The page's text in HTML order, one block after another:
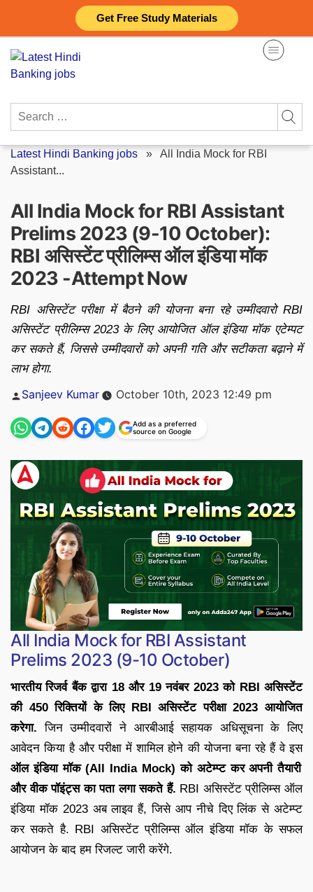
Get Free Study Materials
content
Search
Latest Hindi Banking jobs » All India Mock for RBI
Assistant...
All India Mock for RBI Assistant
Prelims 2023 (9-10 October):
RBI असिस्टेंट प्रीलिम्स ऑल इंडिया मॉक
2023 -Attempt Now
RBI असिस्टेंट परीक्षा में बैठने की योजना बना रहे उम्मीदवारो RBI
असिस्टेंट प्रीलिम्स 2023 के लिए आयोजित ऑल इंडिया मॉक एटेम्पट
कर सकते हैं, जिससे उम्मीदवारों को अपनी गति और सटीकता बढ़ाने में
लाभ होगा.
Posted
Sanjeev Kumar October 10th, 2023 12:49 pm
Add as a preferred
source on Google
All India Mock for RBI Assistant
Prelims 2023 (9-10 October)
भारतीय रिजर्व बैंक द्वारा 18 और 19 नवंबर 2023 को RBI असिस्टेंट
की 450 रिक्तियों के लिए RBI असिस्टेंट परीक्षा 2023 आयोजित
करेगा. जिन उम्मीदवारों ने आरबीआई सहायक अधिसूचना के लिए
आवेदन किया है और परीक्षा में शामिल होने की योजना बना रहे हैं वे इस
ऑल इंडिया मॉक (All India Mock) को अटेम्प्ट कर अपनी तैयारी
और वीक पॉइंट्स का पता लगा सकते हैं. RBI असिस्टेंट प्रीलिम्स ऑल
इंडिया मॉक 2023 अब लाइव हैं, जिसे आप नीचे दिए लिंक से अटेम्प्ट
कर सकते है. RBI असिस्टेंट प्रीलिम्स ऑल इंडिया मॉक के सफल
आयोजन के बाद हम रिजल्ट जारी करेंगे.